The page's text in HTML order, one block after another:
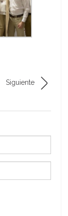
Siguiente